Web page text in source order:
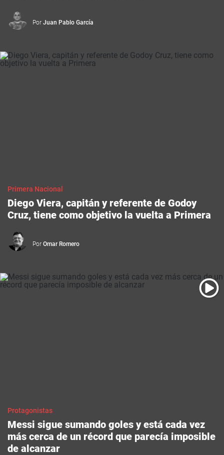
Por Juan Pablo García
Primera Nacional
Diego Viera, capitán y referente de Godoy
Cruz, tiene como objetivo la vuelta a Primera
Por Omar Romero
Protagonistas
Messi sigue sumando goles y está cada vez
más cerca de un récord que parecía imposible
de alcanzar